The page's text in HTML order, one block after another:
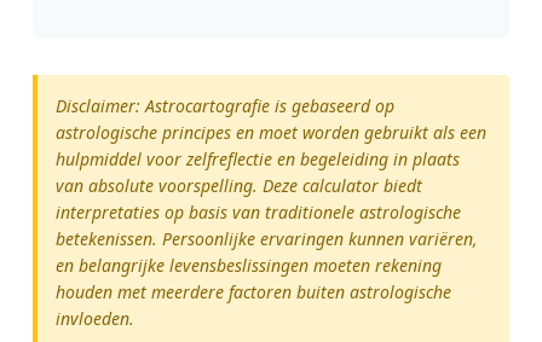
Disclaimer: Astrocartografie is gebaseerd op
astrologische principes en moet worden gebruikt als een
hulpmiddel voor zelfreflectie en begeleiding in plaats
van absolute voorspelling. Deze calculator biedt
interpretaties op basis van traditionele astrologische
betekenissen. Persoonlijke ervaringen kunnen variëren,
en belangrijke levensbeslissingen moeten rekening
houden met meerdere factoren buiten astrologische
invloeden.